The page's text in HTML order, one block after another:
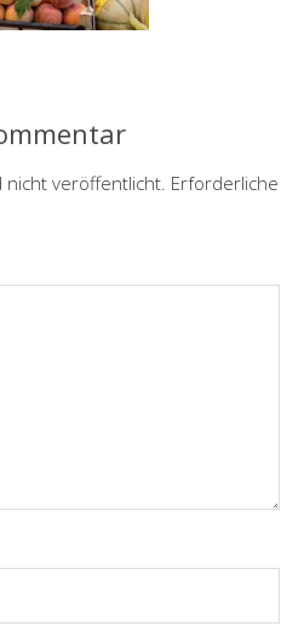
nicht veröffentlicht. Erforderliche